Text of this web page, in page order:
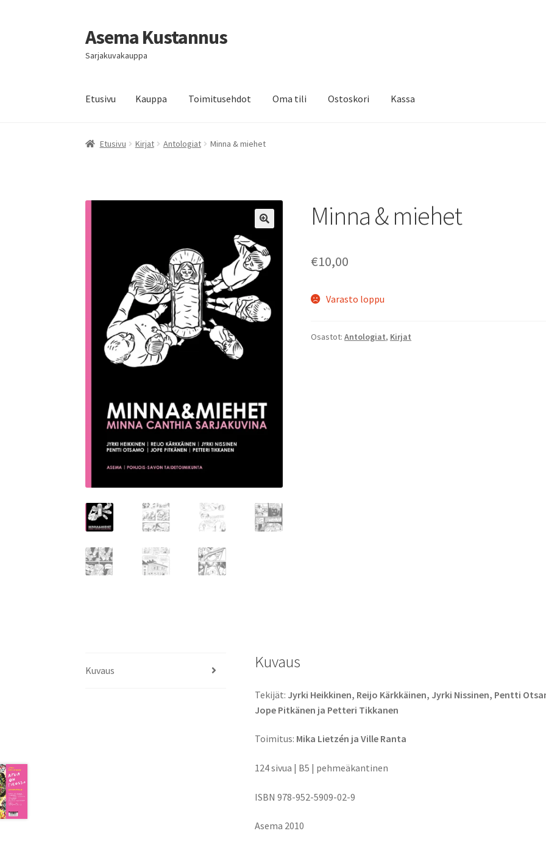
Siirry
navigointiin
Siirry
sisältöön
Asema Kustannus
Sarjakuvakauppa
Etusivu Kauppa Toimitusehdot Oma tili Ostoskori Kassa
Etusivu Kirjat Antologiat Minna & miehet
Minna & miehet
€10,00
Varasto loppu
Osastot:Antologiat, Kirjat
Kuvaus Kuvaus
Tekijät: Jyrki Heikkinen, Reijo Kärkkäinen, Jyrki Nissinen, Pentti
Jope Pitkänen ja Petteri Tikkanen
Toimitus: Mika Lietzén ja Ville Ranta
124 sivua | B5 | pehmeäkantinen
ISBN 978-952-5909-02-9
Asema 2010